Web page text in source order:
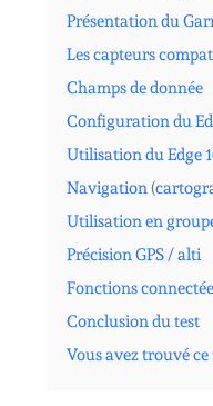
Présentation du
Les capteurs
Champs de donnée
Configuration du
Utilisation du Edge
Navigation
Utilisation en
Précision GPS / alti
Fonctions
Conclusion du test
Vous avez trouvé ce